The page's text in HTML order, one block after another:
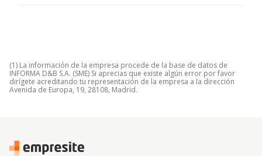
(1) La información de la empresa procede de la base de datos de
INFORMA D&B S.A. (SME) Si aprecias que existe algún error por favor
dirígete acreditando tu representación de la empresa a la dirección
Avenida de Europa, 19, 28108, Madrid.